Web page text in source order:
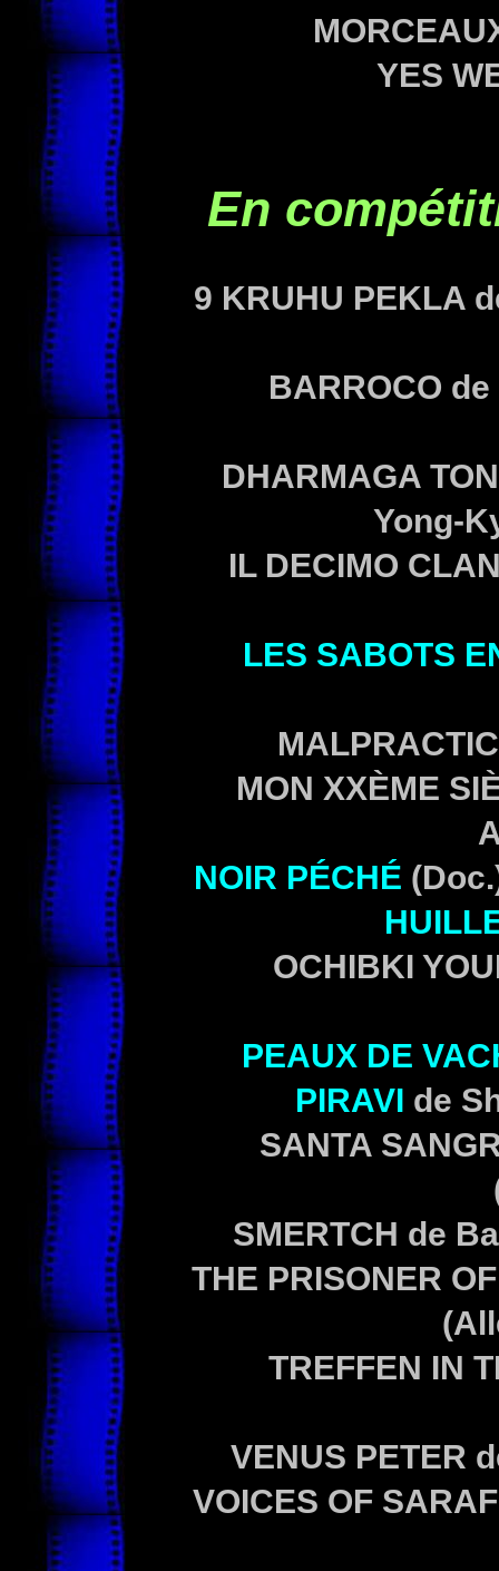
YES
En
9 KRUHU PEKLA
BARROCO
DHARMAGA
Yong-
IL DECIMO
LES SABOTS
MON XXÈME
NOIR PÉCHÉ
OCHIBKI
PEAUX DE
PIRAVI de
SANTA
SMERTCH de
THE PRISONER
TREFFEN IN
VENUS PETER
VOICES OF